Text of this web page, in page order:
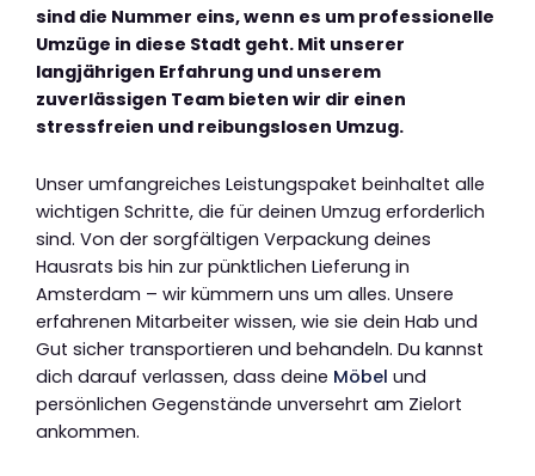
sind die Nummer eins, wenn es um professionelle
Umzüge in diese Stadt geht. Mit unserer
langjährigen Erfahrung und unserem
zuverlässigen Team bieten wir dir einen
stressfreien und reibungslosen Umzug.
Unser umfangreiches Leistungspaket beinhaltet alle
wichtigen Schritte, die für deinen Umzug erforderlich
sind. Von der sorgfältigen Verpackung deines
Hausrats bis hin zur pünktlichen Lieferung in
Amsterdam – wir kümmern uns um alles. Unsere
erfahrenen Mitarbeiter wissen, wie sie dein Hab und
Gut sicher transportieren und behandeln. Du kannst
dich darauf verlassen, dass deine Möbel und
persönlichen Gegenstände unversehrt am Zielort
ankommen.